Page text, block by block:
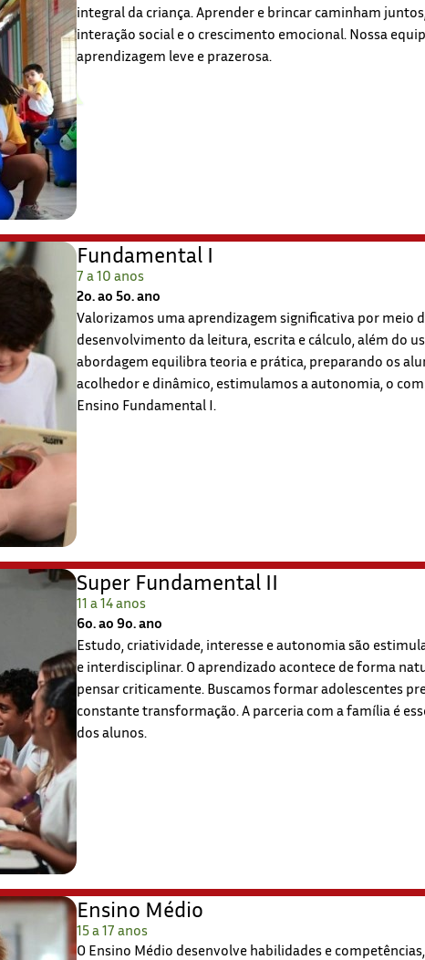
integral da criança. Aprender e brincar caminham
interação social e o crescimento emocional. Nossa
aprendizagem leve e prazerosa.
Fundamental I
7 a 10 anos
2o. ao 5o. ano
Valorizamos uma aprendizagem significativa por meio
desenvolvimento da leitura, escrita e cálculo, além do
abordagem equilibra teoria e prática, preparando os
acolhedor e dinâmico, estimulamos a autonomia, o
Ensino Fundamental I.
Super Fundamental II
11 a 14 anos
6o. ao 9o. ano
Estudo, criatividade, interesse e autonomia são
e interdisciplinar. O aprendizado acontece de forma
pensar criticamente. Buscamos formar adolescentes
constante transformação. A parceria com a família é
dos alunos.
Ensino Médio
15 a 17 anos
O Ensino Médio desenvolve habilidades e